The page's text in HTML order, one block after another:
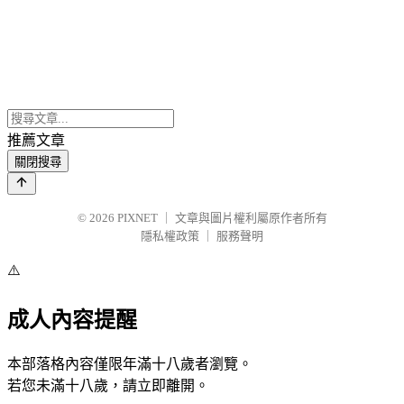
推薦文章
關閉搜尋
© 2026 PIXNET
文章與圖片權利屬原作者所有
隱私權政策
服務聲明
⚠️
成人內容提醒
本部落格內容僅限年滿十八歲者瀏覽。
若您未滿十八歲，請立即離開。